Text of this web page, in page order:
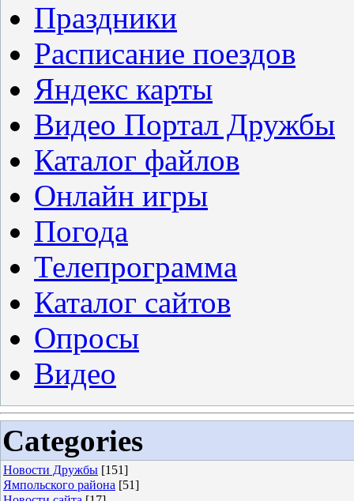
Праздники
Расписание поездов
Яндекс карты
Видео Портал Дружбы
Каталог файлов
Онлайн игры
Погода
Телепрограмма
Каталог сайтов
Опросы
Видео
Categories
Новости Дружбы [151]
Ямпольского района [51]